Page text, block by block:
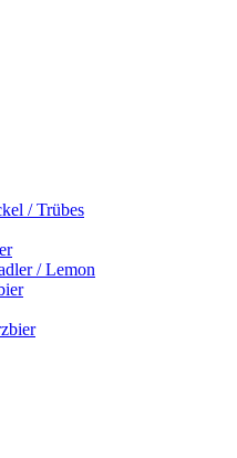
/ Trübes
/ Lemon